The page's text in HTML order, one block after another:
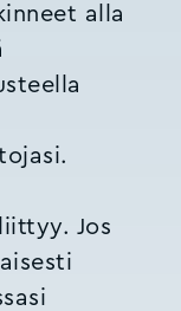
alla
Jos